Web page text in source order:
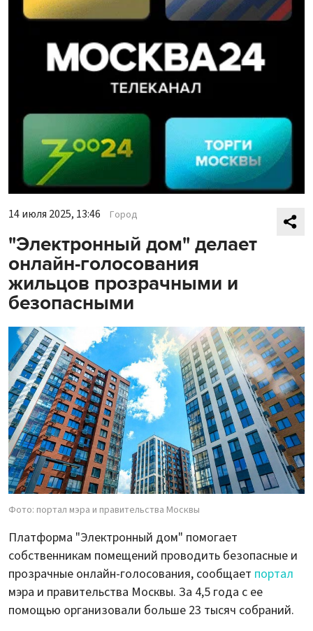
14 июля 2025, 13:46 Город
"Электронный дом" делает
онлайн-голосования
жильцов прозрачными и
безопасными
Фото: портал мэра и правительства Москвы
Платформа "Электронный дом" помогает
собственникам помещений проводить безопасные и
прозрачные онлайн-голосования, сообщает портал
мэра и правительства Москвы. За 4,5 года с ее
помощью организовали больше 23 тысяч собраний.